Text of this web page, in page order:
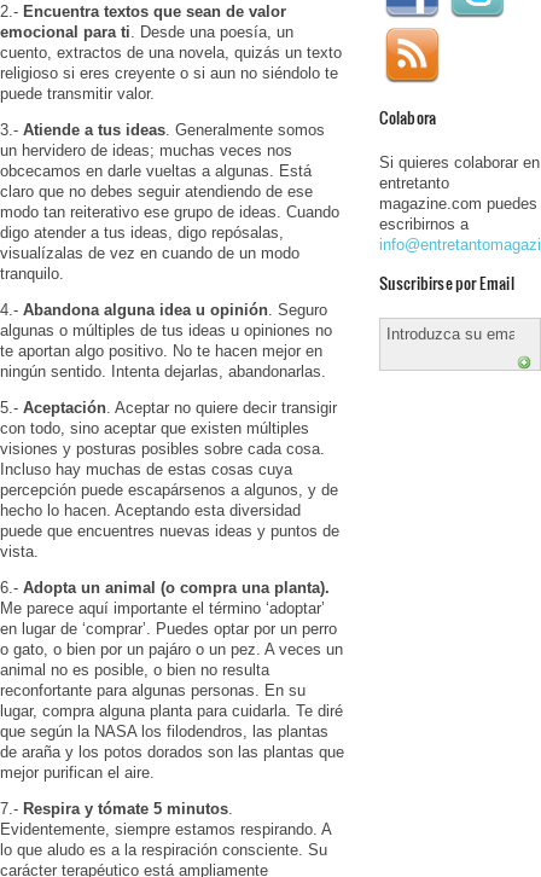
2.- Encuentra textos que sean de valor
emocional para ti . Desde una poesía, un
cuento, extractos de una novela, quizás un texto
religioso si eres creyente o si aun no siéndolo te
puede transmitir valor.
3.- Atiende a tus ideas . Generalmente somos
un hervidero de ideas; muchas veces nos
obcecamos en darle vueltas a algunas. Está
claro que no debes seguir atendiendo de ese
modo tan reiterativo ese grupo de ideas. Cuando
digo atender a tus ideas, digo repósalas,
visualízalas de vez en cuando de un modo
tranquilo.
4.- Abandona alguna idea u opinión . Seguro
algunas o múltiples de tus ideas u opiniones no
te aportan algo positivo. No te hacen mejor en
ningún sentido. Intenta dejarlas, abandonarlas.
5.- Aceptación . Aceptar no quiere decir transigir
con todo, sino aceptar que existen múltiples
visiones y posturas posibles sobre cada cosa.
Incluso hay muchas de estas cosas cuya
percepción puede escapársenos a algunos, y de
hecho lo hacen. Aceptando esta diversidad
puede que encuentres nuevas ideas y puntos de
vista.
6.- Adopta un animal (o compra una planta).
Me parece aquí importante el término ‘adoptar’
en lugar de ‘comprar’. Puedes optar por un perro
o gato, o bien por un pajáro o un pez. A veces un
animal no es posible, o bien no resulta
reconfortante para algunas personas. En su
lugar, compra alguna planta para cuidarla. Te diré
que según la NASA los filodendros, las plantas
de araña y los potos dorados son las plantas que
mejor purifican el aire.
7.- Respira y tómate 5 minutos
Evidentemente, siempre estamos respirando. A
lo que aludo es a la respiración consciente. Su
carácter terapéutico está ampliamente
Colabora
Si quieres colaborar en
entretanto
magazine.com puedes
escribirnos a
Suscribirse por Email